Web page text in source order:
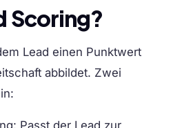
Scoring?
Lead einen Punktwert
abbildet. Zwei